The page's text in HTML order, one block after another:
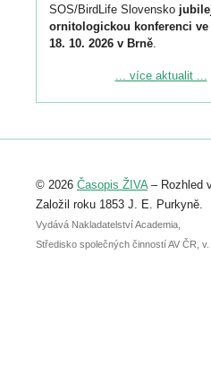
SOS/BirdLife Slovensko
ornitologickou konferenci ve
18. 10. 2026 v Brně.
Podrobnější informace ke
Registrovat se můžete do 6.
abstraktu přihlášené
posteru je už 30. června.
... více aktualit ...
© 2026 Časopis ŽIVA– Rozhled
Založil roku 1853 J. E. Purkyně.
Vydává Nakladatelství Academia,
Středisko společných činností AV ČR,